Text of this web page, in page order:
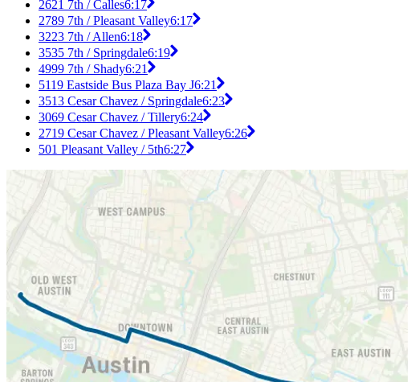
2621 7th / Calles6:17
2789 7th / Pleasant Valley6:17
3223 7th / Allen6:18
3535 7th / Springdale6:19
4999 7th / Shady6:21
5119 Eastside Bus Plaza Bay J6:21
3513 Cesar Chavez / Springdale6:23
3069 Cesar Chavez / Tillery6:24
2719 Cesar Chavez / Pleasant Valley6:26
501 Pleasant Valley / 5th6:27